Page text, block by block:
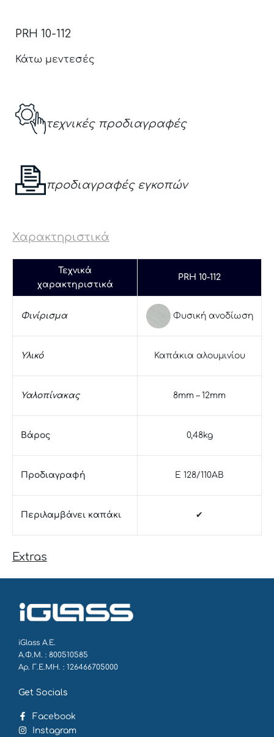
PRH 10-112
Κάτω μεντεσές
τεχνικές προδιαγραφές
προδιαγραφές εγκοπών
Χαρακτηριστικά
Τεχνικά
χαρακτηριστικά
PRH 10-112
Φινίρισμα Φυσική ανοδίωση
Υλικό Καπάκια αλουμινίου
Υαλοπίνακας 8mm – 12mm
Βάρος 0,48kg
Προδιαγραφή E 128/110AB
Περιλαμβάνει καπάκι ✔
Extras
iGlass Α.Ε.
Α.Φ.Μ. : 800510585
Αρ. Γ.Ε.ΜΗ. : 126466705000
Get Socials
Facebook
Instagram